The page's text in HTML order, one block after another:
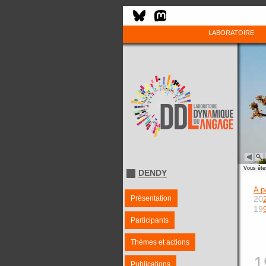
LABORATOIRE
DENDY
Présentation
Participants
Thèmes et actions
Publications
Vous
A
20
19